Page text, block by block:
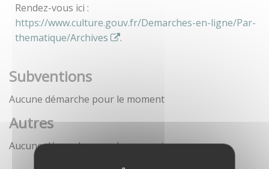
Rendez-vous ici :
https://www.culture.gouv.fr/Demarches-en-ligne/Par-
thematique/Archives
.
Subventions
Aucune démarche pour le moment
Autres
Aucune démarche pour le moment